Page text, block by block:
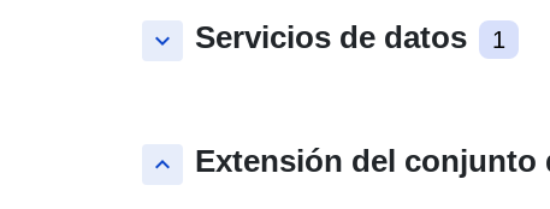
keyboard_arrow_down Servicios de datos 1
keyboard_arrow_up Extensión del conjunto